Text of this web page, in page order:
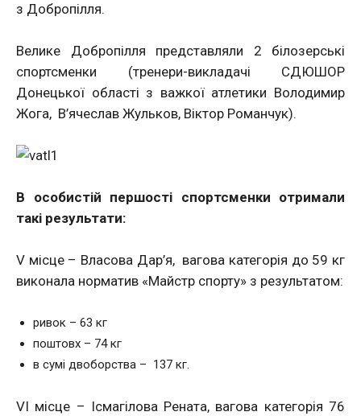
з Добропілля.
Велике Добропілля представляли 2 білозерські
спортсменки (тренери-викладачі СДЮШОР
Донецької області з важкої атлетики Володимир
Жога, В’ячеслав Жульков, Віктор Романчук).
В особистій першості спортсменки отримали
такі результати:
V місце – Власова Дар’я, вагова категорія до 59 кг
виконала норматив «Майстр спорту» з результатом:
ривок – 63 кг
поштовх – 74 кг
в сумі двоборства – 137 кг.
VІ місце – Ісмагілова Рената, вагова категорія 76